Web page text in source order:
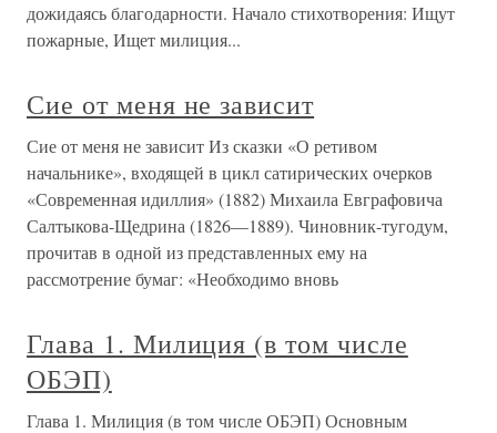
дожидаясь благодарности. Начало стихотворения: Ищут
пожарные, Ищет милиция...
Сие от меня не зависит
Сие от меня не зависит Из сказки «О ретивом
начальнике», входящей в цикл сатирических очерков
«Современная идиллия» (1882) Михаила Евграфовича
Салтыкова-Щедрина (1826—1889). Чиновник-тугодум,
прочитав в одной из представленных ему на
рассмотрение бумаг: «Необходимо вновь
Глава 1. Милиция (в том числе
ОБЭП)
Глава 1. Милиция (в том числе ОБЭП) Основным